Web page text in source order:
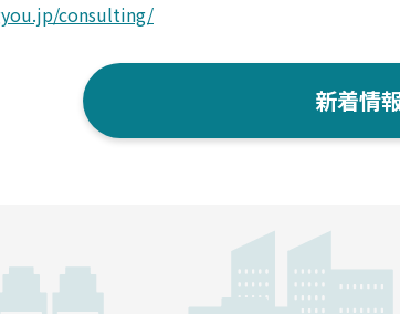
consulting/
新着情